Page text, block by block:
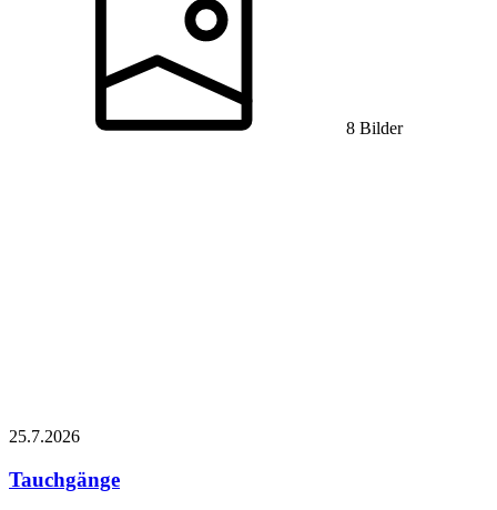
8 Bilder
25.7.2026
Tauchgänge